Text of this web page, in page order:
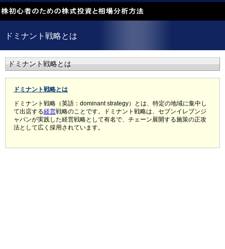
ドミナント戦略とは
ドミナント戦略とは
ドミナント戦略とは
ドミナント戦略（英語：dominant strategy）とは、特定の地域に集中し
て出店する経営戦略のことです。ドミナント戦略は、セブンイレブンジ
ャパンが実践した経営戦略として有名で、チェーン展開する施策の正攻
法として広く採用されています。